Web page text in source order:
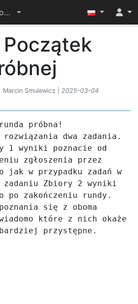
Potyczki Algorytmiczne 2025
Marcin Smulewicz | 2025-03-04
próbna!
dwa zadania.
1 wyniki poznacie od
zgłoszenia przez
jak w przypadku zadań w
Zbiory 2 wyniki
po zakończeniu rundy.
się z oboma
które z nich okaże
przystępne.